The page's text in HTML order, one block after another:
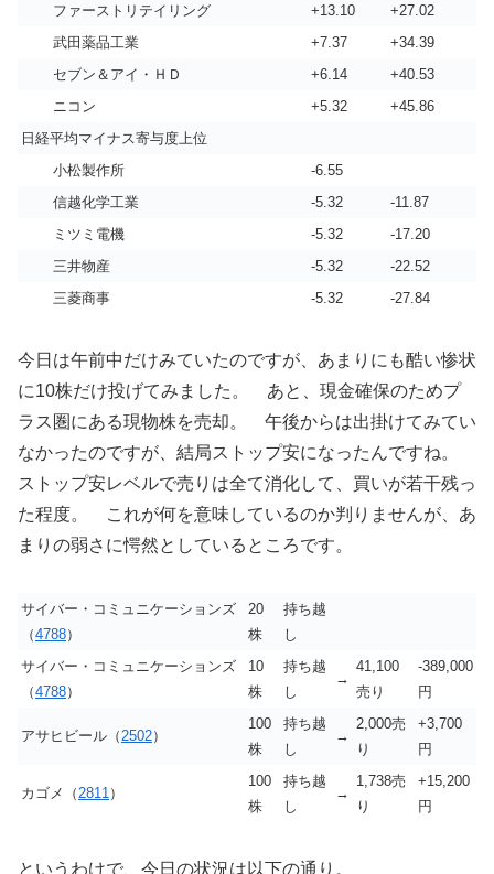
ファーストリテイリング
+13.10
+27.02
武田薬品工業
+7.37
+34.39
セブン＆アイ・ＨＤ
+6.14
+40.53
ニコン
+5.32
+45.86
日経平均マイナス寄与度上位
小松製作所
-6.55
信越化学工業
-5.32
-11.87
ミツミ電機
-5.32
-17.20
三井物産
-5.32
-22.52
三菱商事
-5.32 -27.84
今日は午前中だけみていたのですが、あまりにも酷い惨状
に10株だけ投げてみました。 あと、現金確保のためプ
ラス圏にある現物株を売却。 午後からは出掛けてみてい
なかったのですが、結局ストップ安になったんですね。
ストップ安レベルで売りは全て消化して、買いが若干残っ
た程度。 これが何を意味しているのか判りませんが、あ
まりの弱さに愕然としているところです。
サイバー・コミュニケーションズ
（4788）
20
株
持ち越
し
サイバー・コミュニケーションズ
（4788）
10
株
持ち越
し
→
41,100
売り
-389,000
円
アサヒビール（2502）
100
株
持ち越
し
→
2,000売
り
+3,700
円
カゴメ（2811）
100
株
持ち越
し
→
1,738売
り
+15,200
円
というわけで、今日の状況は以下の通り。